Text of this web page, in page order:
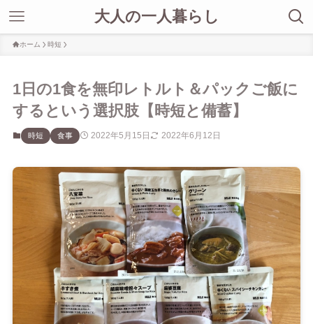
大人の一人暮らし
ホーム 時短
1日の1食を無印レトルト＆パックご飯に
するという選択肢【時短と備蓄】
時短 食事 2022年5月15日 2022年6月12日